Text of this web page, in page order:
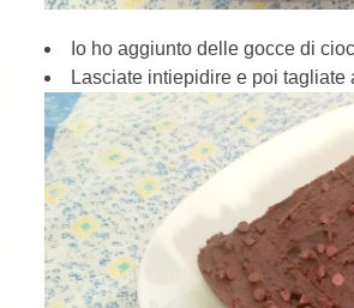
Io ho aggiunto delle gocce di
Lasciate intiepidire e poi tagliate